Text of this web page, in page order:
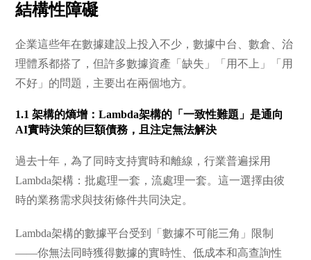
結構性障礙
企業這些年在數據建設上投入不少，數據中台、數倉、治
理體系都搭了，但許多數據資產「缺失」「用不上」「用
不好」的問題，主要出在兩個地方。
1.1 架構的熵增：Lambda架構的「一致性難題」是通向
AI實時決策的巨額債務，且注定無法解決
過去十年，為了同時支持實時和離線，行業普遍採用
Lambda架構：批處理一套，流處理一套。這一選擇由彼
時的業務需求與技術條件共同決定。
Lambda架構的數據平台受到「數據不可能三角」限制
——你無法同時獲得數據的實時性、低成本和高查詢性